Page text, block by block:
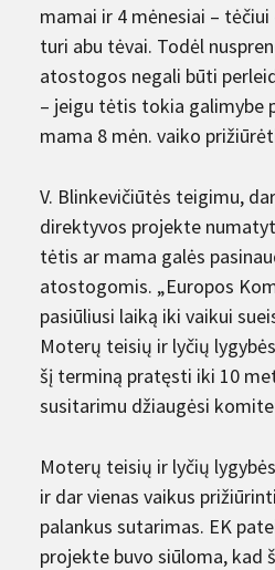
mamai ir 4 mėnesiai –
turi abu tėvai. Todėl
atostogos negali būti
– jeigu tėtis tokia galimybe
mama 8 mėn. vaiko
V. Blinkevičiūtės teigimu,
direktyvos projekte
tėtis ar mama galės
atostogomis. „Europos
pasiūliusi laiką iki vaikui
Moterų teisių ir lyčių
šį terminą pratęsti iki 10
susitarimu džiaugėsi
Moterų teisių ir lyčių
ir dar vienas vaikus
palankus sutarimas. EK
projekte buvo siūloma, kad